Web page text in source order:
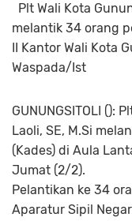
Plt Wali Kota
melantik 34 orang
II Kantor Wali Kota
Waspada/Ist
GUNUNGSITOLI ():
Laoli, SE, M.Si
(Kades) di Aula
Jumat (2/2).
Pelantikan ke 34
Aparatur Sipil